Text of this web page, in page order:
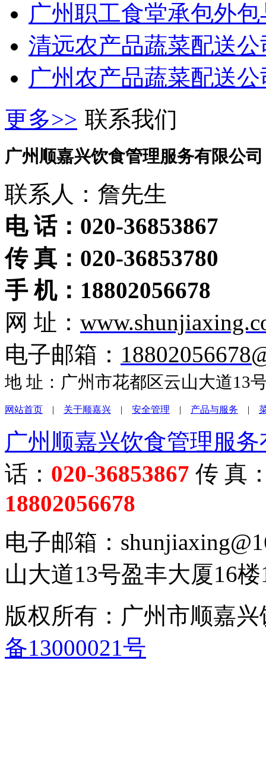
广州职工食堂承包外
清远农产品蔬菜配送
广州农产品蔬菜配送公
更多>> 联系我们
广州顺嘉兴饮食管理服务有限公司
联系人：詹先生
电 话：020-36853867
传 真：020-36853780
手 机：18802056678
网 址：
电子邮箱：
地 址：广州市花都区云山大道13
网站首页 | 关于顺嘉兴 | 安全管理 | 产品与服务 |
广州顺嘉兴饮食管理服
话： 020-36853867 传 真
18802056678
电子邮箱：
山大道13号盈丰大厦16楼
版权所有：广州市顺嘉
备13000021号